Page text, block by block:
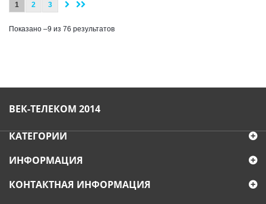
1 2 3
Показано –9 из 76 результатов
ВЕК-ТЕЛЕКОМ 2014
КАТЕГОРИИ
ИНФОРМАЦИЯ
КОНТАКТНАЯ ИНФОРМАЦИЯ